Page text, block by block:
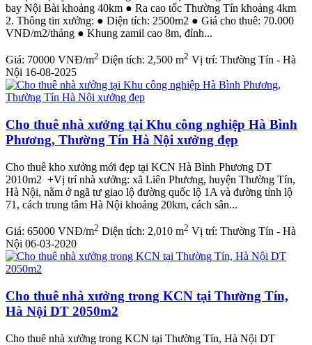
bay Nội Bài khoảng 40km ● Ra cao tốc Thường Tín khoảng 4km
2. Thông tin xưởng: ● Diện tích: 2500m2 ● Giá cho thuê: 70.000
VNĐ/m2/tháng ● Khung zamil cao 8m, đỉnh...
Giá: 70000 VNĐ/m2 Diện tích: 2,500 m2 Vị trí: Thường Tín - Hà
Nội 16-08-2025
Cho thuê nhà xưởng tại Khu công nghiệp Hà Bình
Phương, Thường Tín Hà Nội xưởng đẹp
Cho thuê kho xưởng mới đẹp tại KCN Hà Bình Phương DT
2010m2 +Vị trí nhà xưởng: xã Liên Phương, huyện Thường Tín,
Hà Nội, nằm ở ngã tư giao lộ đường quốc lộ 1A và đường tỉnh lộ
71, cách trung tâm Hà Nội khoảng 20km, cách sân...
Giá: 65000 VNĐ/m2 Diện tích: 2,010 m2 Vị trí: Thường Tín - Hà
Nội 06-03-2020
Cho thuê nhà xưởng trong KCN tại Thường Tín,
Hà Nội DT 2050m2
Cho thuê nhà xưởng trong KCN tại Thường Tín, Hà Nội DT